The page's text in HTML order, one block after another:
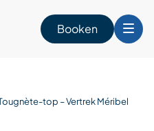
Booken
top – Vertrek Méribel